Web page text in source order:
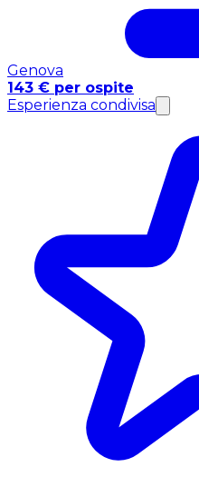
Genova
143 € per ospite
Esperienza condivisa